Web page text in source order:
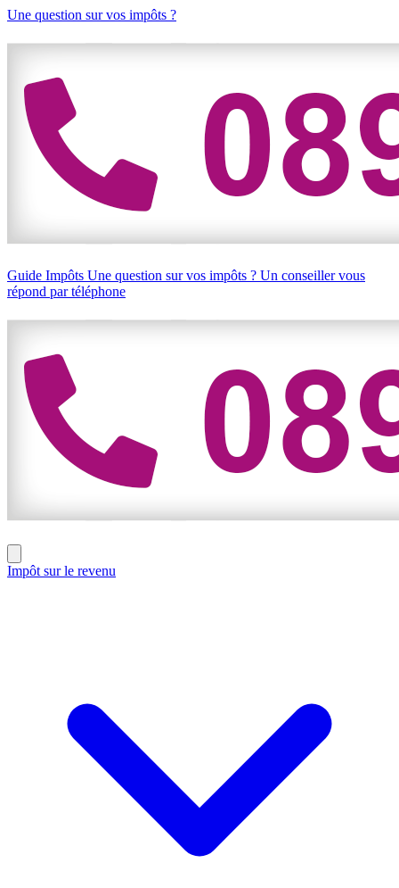
Une question sur vos impôts ?
Guide Impôts Une question sur vos impôts ? Un conseiller vous
répond par téléphone
Impôt sur le revenu